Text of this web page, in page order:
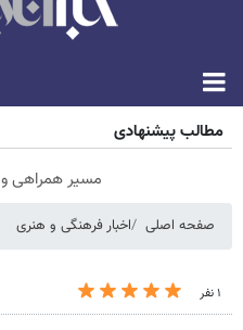
مطالب پیشنهادی
مسیر همراهی و
صفحه اصلی اخبار فرهنگی و هنری
۱ نفر